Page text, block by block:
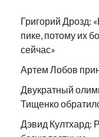
Григорий Дрозд:
пике, потому их
сейчас»
Артем Лобов
Двукратный
Тищенко
Дэвид Култхард: